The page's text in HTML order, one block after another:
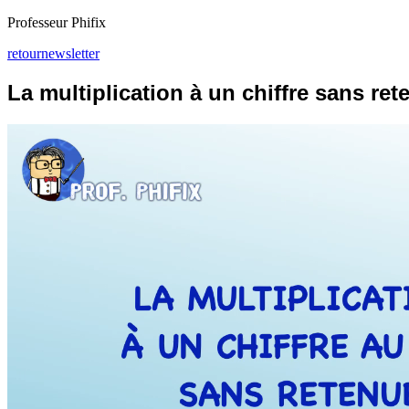
Professeur Phifix
retournewsletter
La multiplication à un chiffre sans